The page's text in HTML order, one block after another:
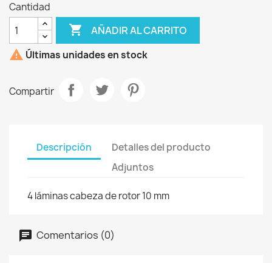
Cantidad
 AÑADIR AL CARRITO
 Últimas unidades en stock
Compartir
Descripción
Detalles del producto
Adjuntos
4 láminas cabeza de rotor 10 mm
Comentarios (0)